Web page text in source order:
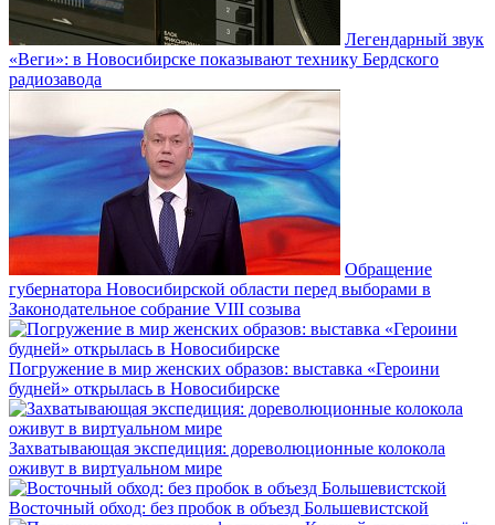
Легендарный звук
«Веги»: в Новосибирске показывают технику Бердского
радиозавода
Обращение
губернатора Новосибирской области перед выборами в
Законодательное собрание VIII созыва
Погружение в мир женских образов: выставка «Героини
будней» открылась в Новосибирске
Захватывающая экспедиция: дореволюционные колокола
оживут в виртуальном мире
Восточный обход: без пробок в объезд Большевистской